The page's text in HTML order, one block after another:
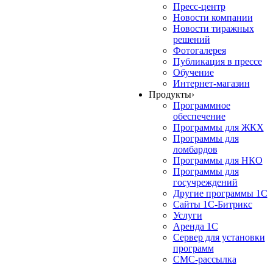
Пресс-центр
Новости компании
Новости тиражных
решений
Фотогалерея
Публикация в прессе
Обучение
Интернет-магазин
Продукты›
Программное
обеспечение
Программы для ЖКХ
Программы для
ломбардов
Программы для НКО
Программы для
госучреждений
Другие программы 1С
Сайты 1С-Битрикс
Услуги
Аренда 1С
Сервер для установки
программ
СМС-рассылка